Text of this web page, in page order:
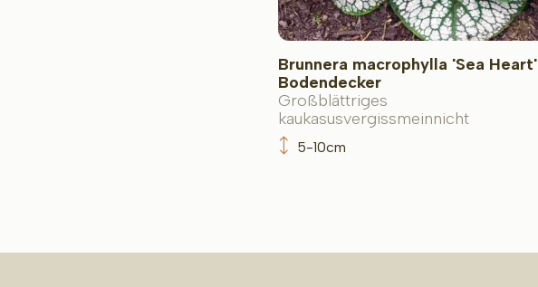
Brunnera macrophylla 'Sea Heart'
Bodendecker
Großblättriges
kaukasusvergissmeinnicht
5-10cm